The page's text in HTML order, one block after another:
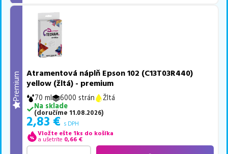
Premium
Atramentová náplň Epson 102 (C13T03R440)
yellow (žltá) - premium
70 ml 6000 strán
Žltá
Na sklade
(doručíme 11.08.2026)
2,83 € s DPH
Vložte ešte 1ks do košíka
a ušetríte 0,66 €